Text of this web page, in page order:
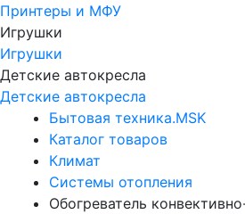
Принтеры и МФУ
Игрушки
Игрушки
Детские автокресла
Детские автокресла
Бытовая техника.MSK
Каталог товаров
Климат
Системы отопления
Обогреватель